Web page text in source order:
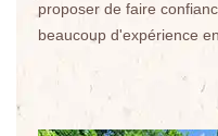
proposer de faire
beaucoup d'expérience